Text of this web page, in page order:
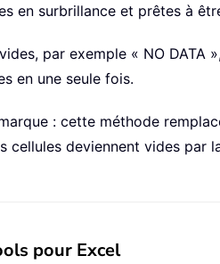
en surbrillance et prêtes à
par exemple « NO DATA
en une seule fois.
: cette méthode
cellules deviennent vides par
pour Excel